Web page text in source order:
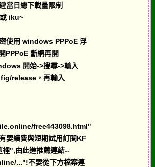
當日總下載量限制
iku~
使用 windows PPPoE 浮
PPPoE 斷網再開
開始->搜尋->輸入
release，再輸入
free443098.html"
要續費與短期試用訂閱KF
",由此進推薦連結--
..."!不要從下方檔案連